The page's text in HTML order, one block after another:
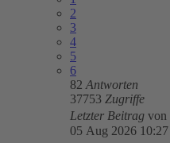
2
3
4
5
6
82 Antworten
37753 Zugriffe
Letzter Beitrag von
05 Aug 2026 10:27